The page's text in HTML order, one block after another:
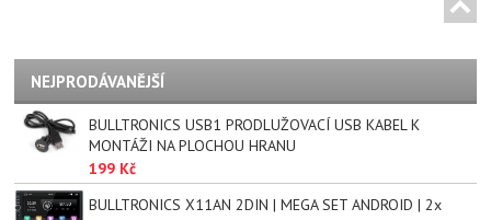
NEJPRODÁVANĚJŠÍ
BULLTRONICS USB1 PRODLUŽOVACÍ USB KABEL K
MONTÁŽI NA PLOCHOU HRANU
199 Kč
BULLTRONICS X11AN 2DIN | MEGA SET ANDROID | 2x